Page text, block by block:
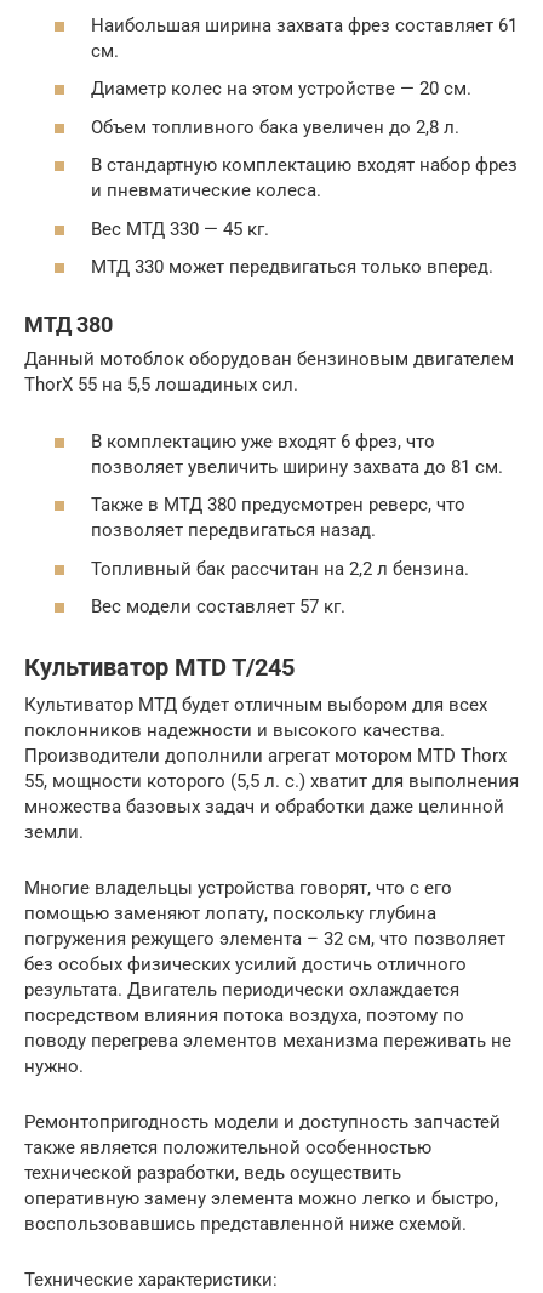
Наибольшая ширина захвата фрез составляет 61
см.
Диаметр колес на этом устройстве — 20 см.
Объем топливного бака увеличен до 2,8 л.
В стандартную комплектацию входят набор фрез
и пневматические колеса.
Вес МТД 330 — 45 кг.
МТД 330 может передвигаться только вперед.
МТД 380
Данный мотоблок оборудован бензиновым двигателем
ThorX 55 на 5,5 лошадиных сил.
В комплектацию уже входят 6 фрез, что
позволяет увеличить ширину захвата до 81 см.
Также в МТД 380 предусмотрен реверс, что
позволяет передвигаться назад.
Топливный бак рассчитан на 2,2 л бензина.
Вес модели составляет 57 кг.
Культиватор MTD T/245
Культиватор МТД будет отличным выбором для всех
поклонников надежности и высокого качества.
Производители дополнили агрегат мотором MTD Thorx
55, мощности которого (5,5 л. с.) хватит для выполнения
множества базовых задач и обработки даже целинной
земли.
Многие владельцы устройства говорят, что с его
помощью заменяют лопату, поскольку глубина
погружения режущего элемента – 32 см, что позволяет
без особых физических усилий достичь отличного
результата. Двигатель периодически охлаждается
посредством влияния потока воздуха, поэтому по
поводу перегрева элементов механизма переживать не
нужно.
Ремонтопригодность модели и доступность запчастей
также является положительной особенностью
технической разработки, ведь осуществить
оперативную замену элемента можно легко и быстро,
воспользовавшись представленной ниже схемой.
Технические характеристики: